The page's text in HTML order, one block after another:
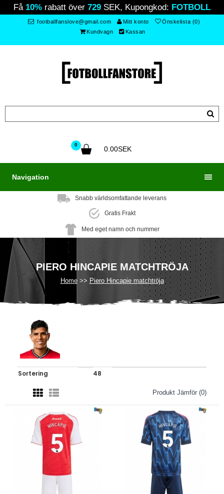
Få 10% rabatt över 729 SEK, Kupongkod: FOTBOLL
footballfanslove@gmail.com Mitt konto
Önskelista (0)
Kundvagn
Kassan
0
0.00SEK
Navigation
Snabb världsomfattande leverans
Gratis Frakt
Med eget namn och nummer
PIERO HINCAPIE MATCHTRÖJA
Home Piero Hincapie matchtröja
Produkt Jämför (0)